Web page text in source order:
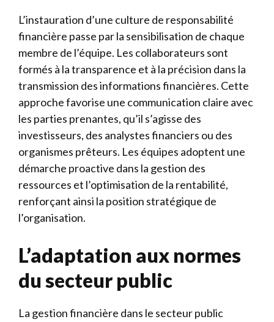
L’instauration d’une culture de responsabilité
financière passe par la sensibilisation de chaque
membre de l’équipe. Les collaborateurs sont
formés à la transparence et à la précision dans la
transmission des informations financières. Cette
approche favorise une communication claire avec
les parties prenantes, qu’il s’agisse des
investisseurs, des analystes financiers ou des
organismes prêteurs. Les équipes adoptent une
démarche proactive dans la gestion des
ressources et l’optimisation de la rentabilité,
renforçant ainsi la position stratégique de
l’organisation.
L’adaptation aux normes
du secteur public
La gestion financière dans le secteur public